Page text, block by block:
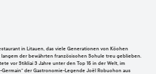
in Litauen, das viele Generationen von Köchen
langem der bewährten französischen Schule treu geblieben.
vor Stikliai 3 Jahre unter den Top 15 in der Welt, im
Germain“ der Gastronomie-Legende Joël Robuchon aus